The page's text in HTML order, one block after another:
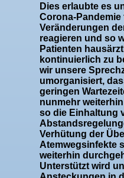
Dies erlaubte es
Corona-Pandemie
Veränderungen
reagieren und so
Patienten
kontinuierlich zu
wir unsere
umorganisiert,
geringen
nunmehr
so die Einhaltung
Verhütung der
Atemwegsinfekte
weiterhin
Unterstützt wird